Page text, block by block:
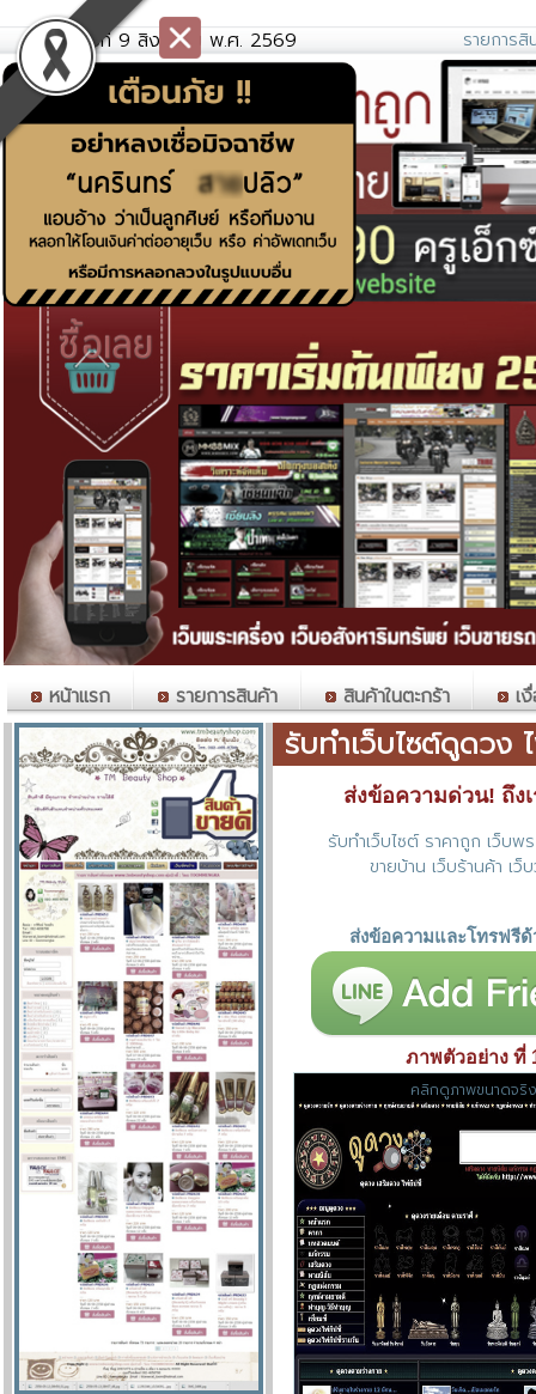
วันอาทิตย์ที่ 9 สิงหาคม พ.ศ. 2569 รายการสิ
หน้าแรก รายการสินค้า สินค้าในตะกร้า เงื่
รับทำเว็บไซต์ดูดว
ส่งข้อความด่วน! ถึง
รับทำเว็บไซต์ ราคาถูก เว็บพ
ขายบ้าน เว็บร้านค้า เว็
ส่งข้อความและโทรฟรีด้
ภาพตัวอย่าง ที่
คลิกดูภาพขนาดจริง